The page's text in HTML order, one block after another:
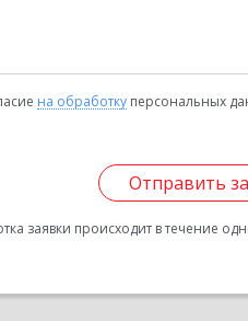
на обработку персональных
Отправить
заявки происходит в течение